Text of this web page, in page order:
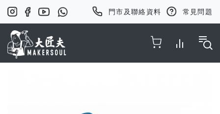
門市及聯絡資料 常見問題